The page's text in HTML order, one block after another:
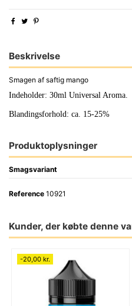
Beskrivelse
Smagen af saftig mango
Indeholder: 30ml Universal Aroma.
Blandingsforhold: ca. 15-25%
Produktoplysninger
Smagsvariant
Reference 10921
Kunder, der købte denne
-20,00 kr.